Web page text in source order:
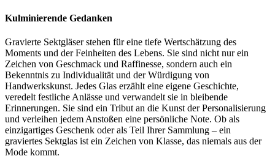
Kulminierende Gedanken
Gravierte Sektgläser stehen für eine tiefe Wertschätzung des
Moments und der Feinheiten des Lebens. Sie sind nicht nur ein
Zeichen von Geschmack und Raffinesse, sondern auch ein
Bekenntnis zu Individualität und der Würdigung von
Handwerkskunst. Jedes Glas erzählt eine eigene Geschichte,
veredelt festliche Anlässe und verwandelt sie in bleibende
Erinnerungen. Sie sind ein Tribut an die Kunst der Personalisierung
und verleihen jedem Anstoßen eine persönliche Note. Ob als
einzigartiges Geschenk oder als Teil Ihrer Sammlung – ein
graviertes Sektglas ist ein Zeichen von Klasse, das niemals aus der
Mode kommt.